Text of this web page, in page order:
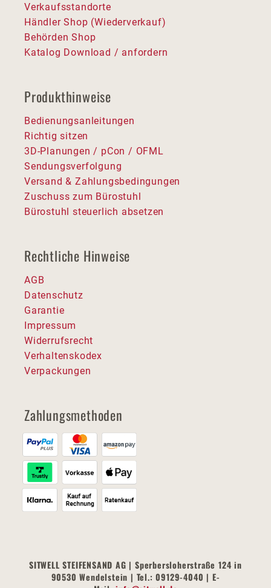
Verkaufsstandorte
Händler Shop (Wiederverkauf)
Behörden Shop
Katalog Download / anfordern
Produkthinweise
Bedienungsanleitungen
Richtig sitzen
3D-Planungen / pCon / OFML
Sendungsverfolgung
Versand & Zahlungsbedingungen
Zuschuss zum Bürostuhl
Bürostuhl steuerlich absetzen
Rechtliche Hinweise
AGB
Datenschutz
Garantie
Impressum
Widerrufsrecht
Verhaltenskodex
Verpackungen
Zahlungsmethoden
SITWELL STEIFENSAND AG | Sperbersloherstraße 124 in
90530 Wendelstein | Tel.: 09129-4040 | E-